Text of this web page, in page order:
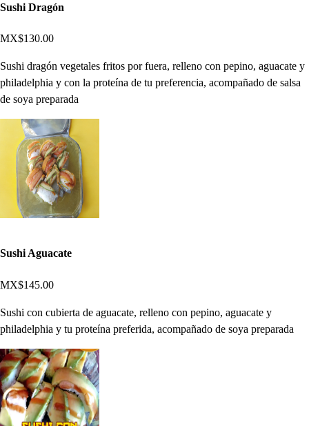
Sushi Dragón
MX$130.00
Sushi dragón vegetales fritos por fuera, relleno con pepino, aguacate y
philadelphia y con la proteína de tu preferencia, acompañado de salsa
de soya preparada
Sushi Aguacate
MX$145.00
Sushi con cubierta de aguacate, relleno con pepino, aguacate y
philadelphia y tu proteína preferida, acompañado de soya preparada